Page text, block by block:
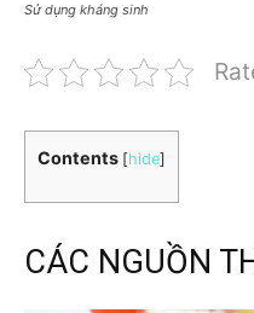
Sử dụng kháng sinh
Contents [hide]
CÁC NGUỒN